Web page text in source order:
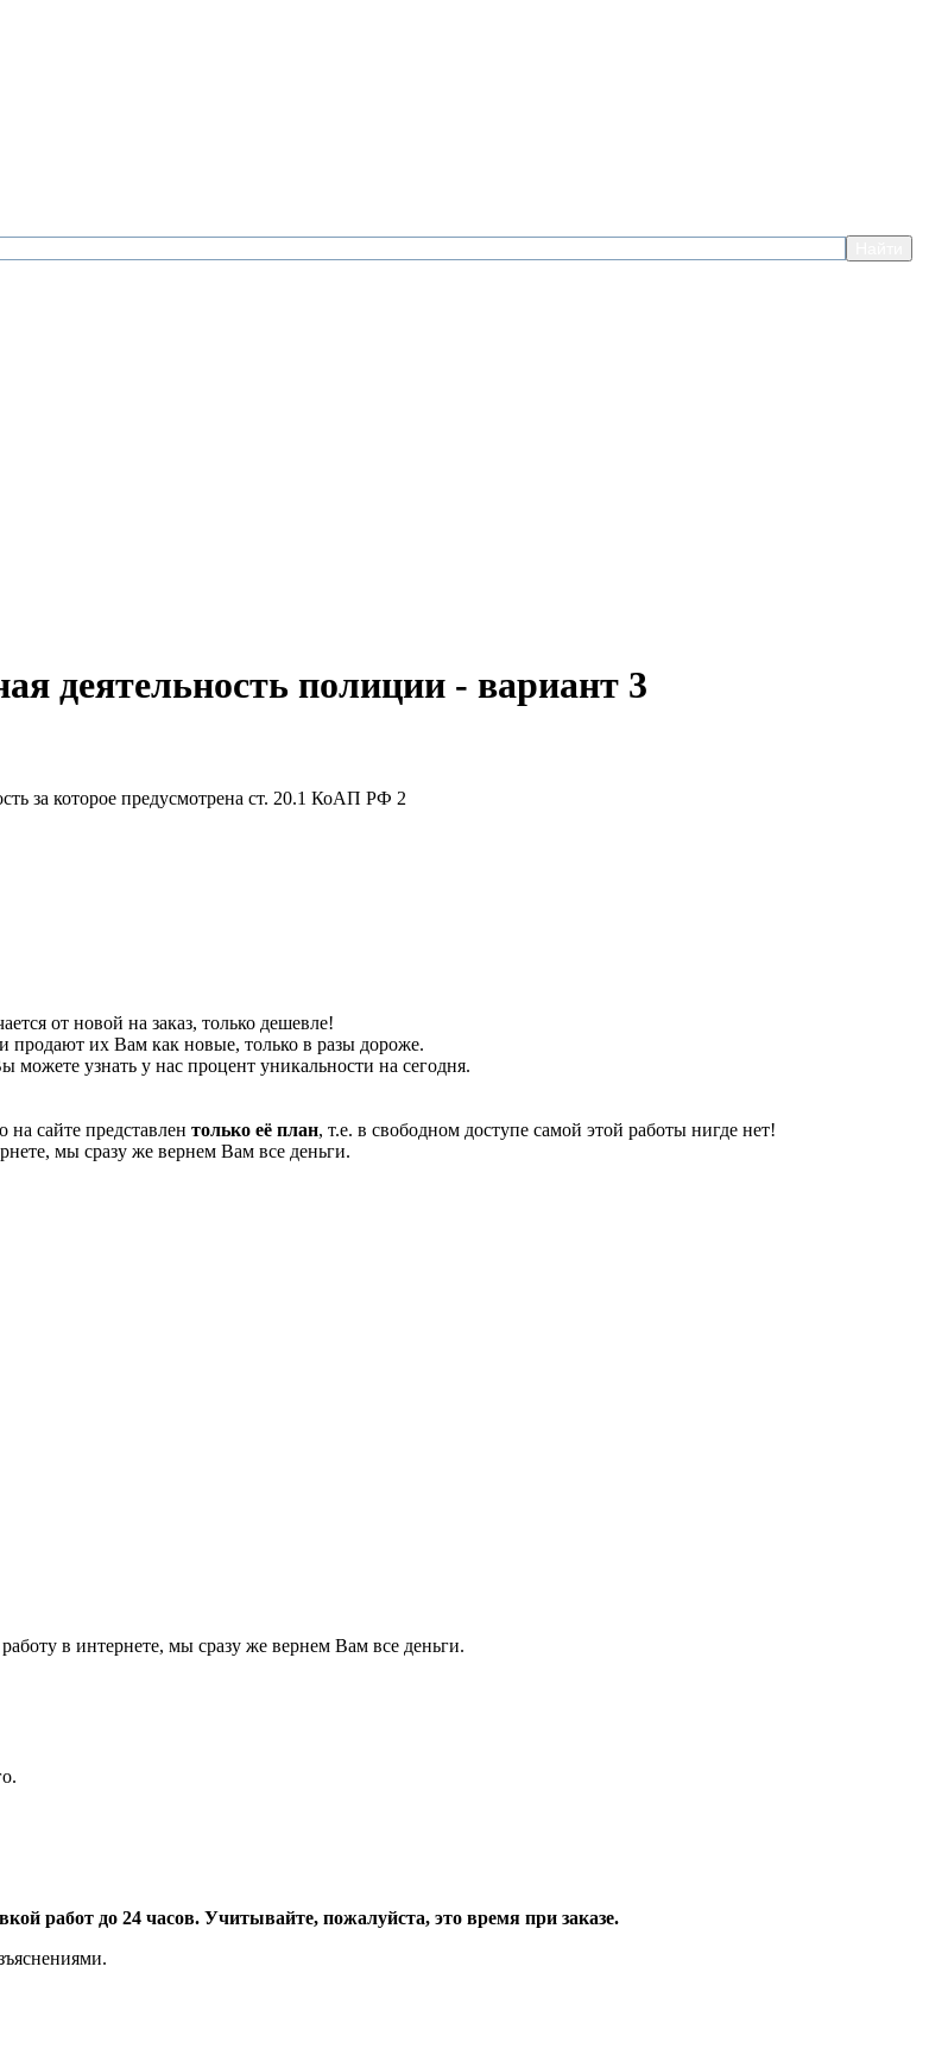
деятельность полиции - вариант 3
за которое предусмотрена ст. 20.1 КоАП РФ 2
от новой на заказ, только дешевле!
их Вам как новые, только в разы дороже.
узнать у нас процент уникальности на сегодня.
на сайте представлен только её план, т.е. в свободном доступе самой этой работы нигде нет!
мы сразу же вернем Вам все деньги.
в интернете, мы сразу же вернем Вам все деньги.
работ до 24 часов. Учитывайте, пожалуйста, это время при заказе.